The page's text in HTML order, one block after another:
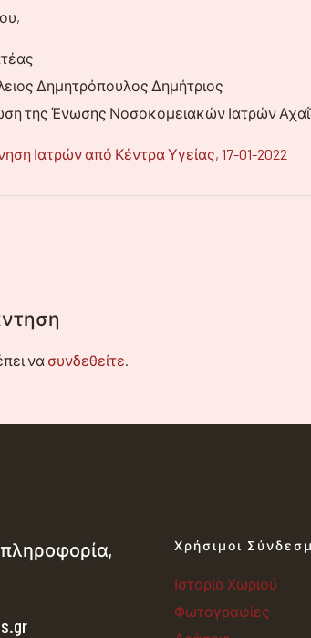
Δημητρόπουλος Δημήτριος
της Ένωσης Νοσοκομειακών Ιατρών
Ιατρών από Κέντρα Υγείας, 17-01-2022
να συνδεθείτε.
Χρήσιμοι
Ιστορία Χωριού
Φωτογραφίες